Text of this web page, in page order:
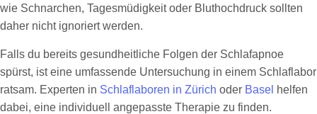
wie Schnarchen, Tagesmüdigkeit oder Bluthochdruck sollten
daher nicht ignoriert werden.
Falls du bereits gesundheitliche Folgen der Schlafapnoe
spürst, ist eine umfassende Untersuchung in einem Schlaflabor
ratsam. Experten in Schlaflaboren in Zürich oder Basel helfen
dabei, eine individuell angepasste Therapie zu finden.